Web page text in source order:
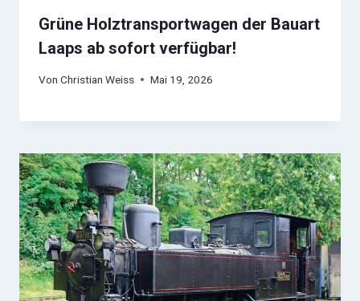
Grüne Holztransportwagen der Bauart
Laaps ab sofort verfügbar!
Von Christian Weiss Mai 19, 2026